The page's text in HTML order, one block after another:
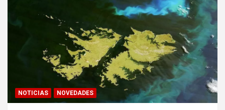
NOTICIAS NOVEDADES